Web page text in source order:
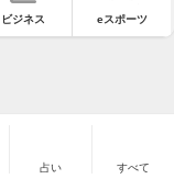
ビジネス eスポーツ
占い すべて